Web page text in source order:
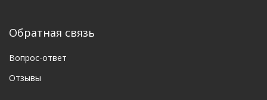
Обратная связь
Вопрос-ответ
Отзывы